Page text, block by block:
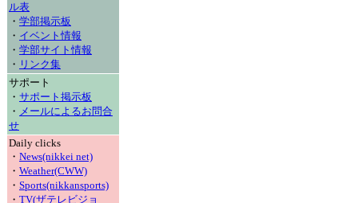
ル表
・ 学部掲示板
・ イベント情報
・ 学部サイト情報
・ リンク集
サポート
・ サポート掲示板
・ メールによるお問合
せ
Daily clicks
・ News(nikkei net)
・ Weather(CWW)
・ Sports(nikkansports)
・ TV(ザテレビジョ